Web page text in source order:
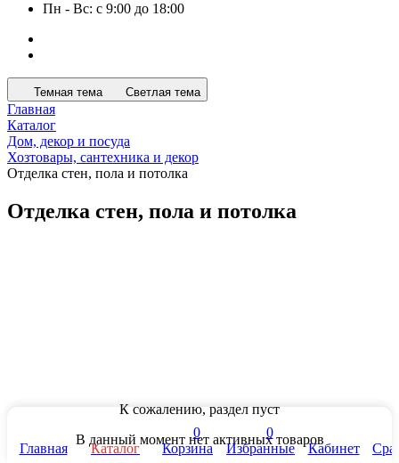
Главная
Каталог
Дом, декор и посуда
Хозтовары, сантехника и декор
Отделка стен, пола и потолка
Отделка стен, пола и потолка
В данный момент нет активных товаров
Категория
Главная Каталог
0
Корзина
0
Избранные
Кабинет